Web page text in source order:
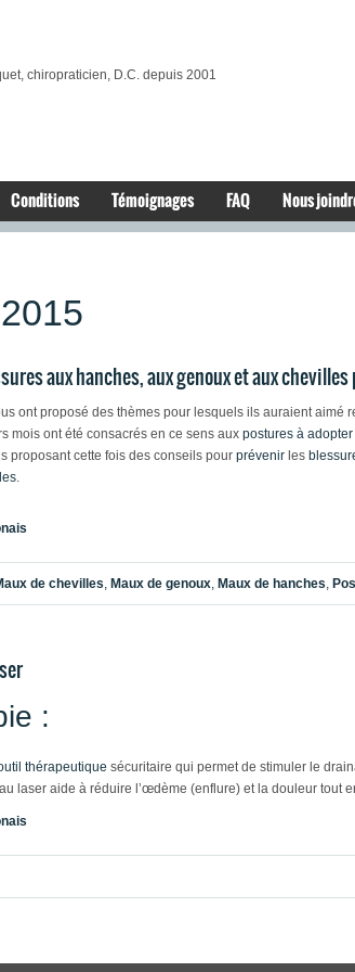
chiropraticien, D.C. depuis 2001
Conditions Témoignages FAQ Nous
aux hanches, aux genoux et aux
ont proposé des thèmes pour lesquels ils auraient aimé
mois ont été consacrés en ce sens aux postures à adopter
proposant cette fois des conseils pour prévenir les
.
pour accéder à l’article :
de chevilles, Maux de genoux, Maux de hanches,
:
thérapeutique sécuritaire qui permet de stimuler le
laser aide à réduire l’œdème (enflure) et la douleur tout
utilisés en chirurgie ou en esthétique, le laser
de la région traitée.
concentrée émis par l’appareil pénètrent sous la
multiples: en fait, la plupart des douleurs aiguës ou